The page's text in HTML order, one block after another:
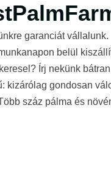
garanciát vállalunk.
belül
Írj nekünk
kizárólag gondosan
száz pálma és